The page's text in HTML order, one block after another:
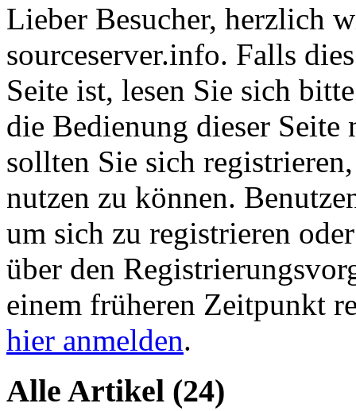
Lieber Besucher, herzlich
sourceserver.info. Falls
Seite ist, lesen Sie sich
die Bedienung dieser Seite
sollten Sie sich
nutzen zu können.
um sich zu registrieren
über den
einem früheren Zeitpunkt
hier anmelden.
Alle Artikel (24)